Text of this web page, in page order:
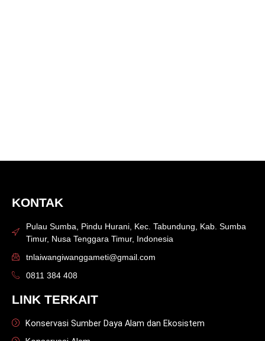
KONTAK
Pulau Sumba, Pindu Hurani, Kec. Tabundung, Kab. Sumba
Timur, Nusa Tenggara Timur, Indonesia
tnlaiwangiwanggameti@gmail.com
0811 384 408
LINK TERKAIT
Konservasi Sumber Daya Alam dan Ekosistem